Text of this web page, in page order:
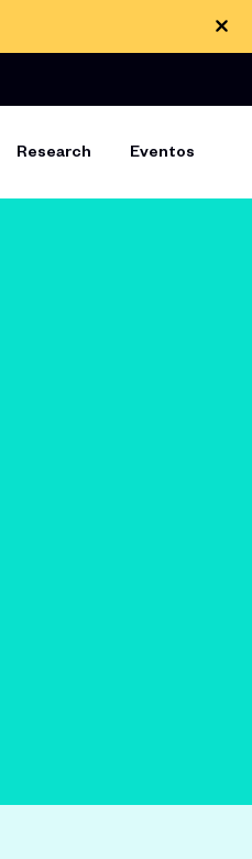
Research Eventos